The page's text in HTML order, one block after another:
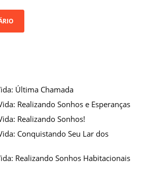
Última Chamada
Realizando Sonhos e Esperanças
Realizando Sonhos!
Conquistando Seu Lar dos
Realizando Sonhos Habitacionais